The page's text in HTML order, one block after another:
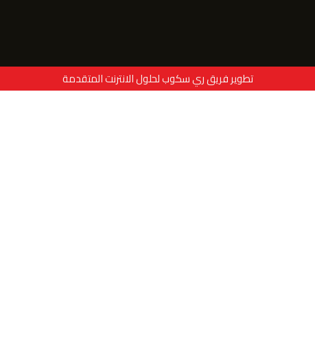
تطوير فريق ري سكوب لحلول الانترنت المتقدمة